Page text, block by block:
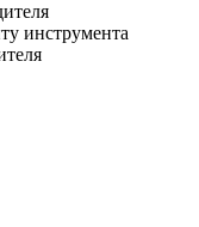
инструмента